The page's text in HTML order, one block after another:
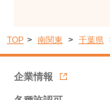
TOP 南関東 千葉県
企業情報